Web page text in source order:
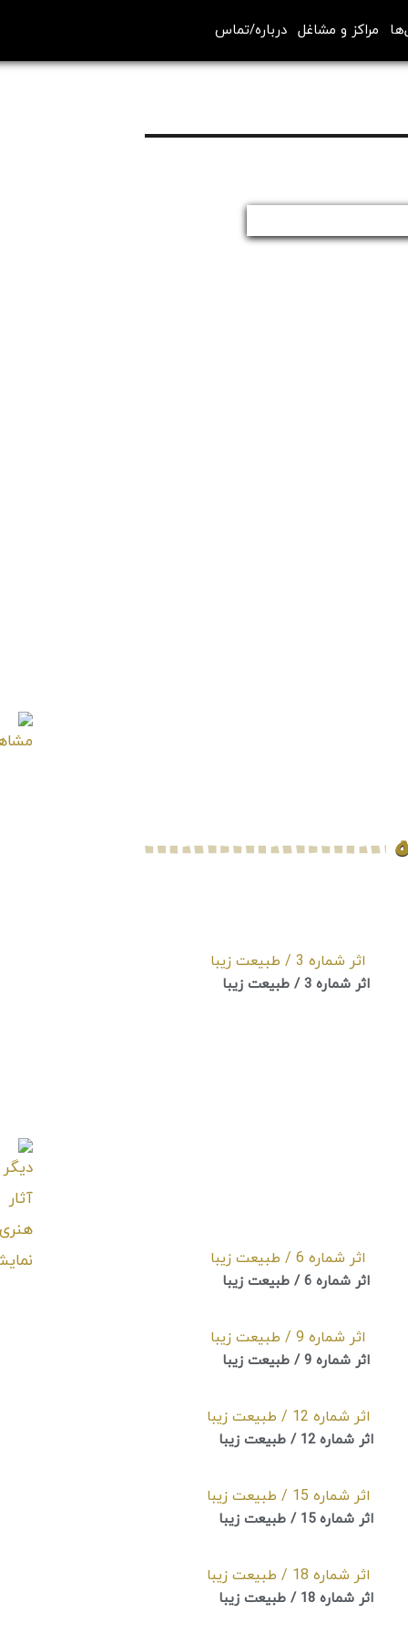
مراکز و مشاغل درباره/تماس
اثر شماره 3 / طبیعت زیبا
اثر شماره 6 / طبیعت زیبا
اثر شماره 9 / طبیعت زیبا
اثر شماره 12 / طبیعت زیبا
اثر شماره 15 / طبیعت زیبا
اثر شماره 18 / طبیعت زیبا